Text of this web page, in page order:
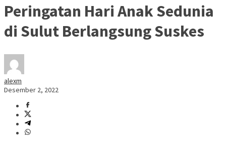
Peringatan Hari Anak Sedunia
di Sulut Berlangsung Suskes
alexm
Desember 2, 2022